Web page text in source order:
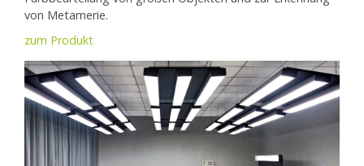
von Metamerie.
zum Produkt